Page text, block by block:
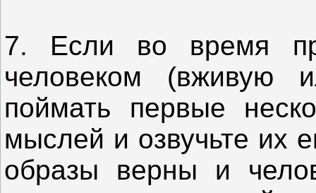
7. Если во время
человеком (вживую
поймать первые
мыслей и озвучьте их
образы верны и